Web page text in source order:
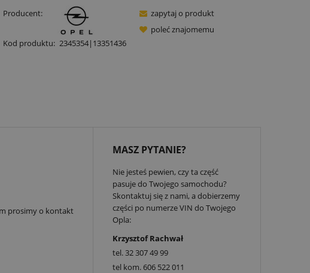
Producent:
Kod produktu: 2345354|13351436
zapytaj o produkt
poleć znajomemu
prosimy o kontakt
MASZ PYTANIE?
Nie jesteś pewien, czy ta część
pasuje do Twojego samochodu?
Skontaktuj się z nami, a dobierzemy
części po numerze VIN do Twojego
Opla:
Krzysztof Rachwał
tel.32 307 49 99
tel kom.606 522 011